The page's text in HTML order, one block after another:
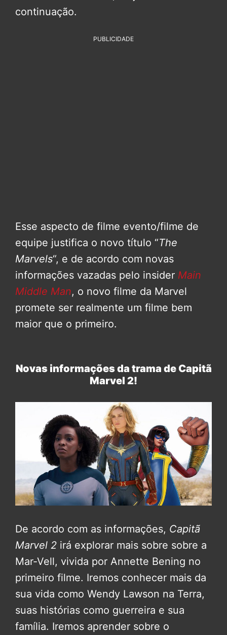
continuação.
PUBLICIDADE
Esse aspecto de filme evento/filme de
equipe justifica o novo título “The
Marvels“, e de acordo com novas
informações vazadas pelo insider Main
Middle Man, o novo filme da Marvel
promete ser realmente um filme bem
maior que o primeiro.
Novas informações da trama de Capitã
Marvel 2!
De acordo com as informações, Capitã
Marvel 2 irá explorar mais sobre sobre a
Mar-Vell, vivida por Annette Bening no
primeiro filme. Iremos conhecer mais da
sua vida como Wendy Lawson na Terra,
suas histórias como guerreira e sua
família. Iremos aprender sobre o